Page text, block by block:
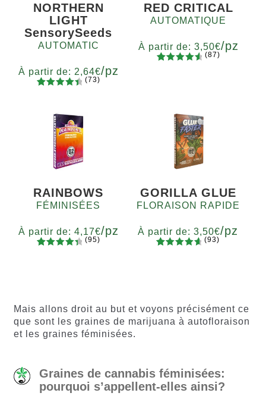
NORTHERN
LIGHT
SensorySeeds
AUTOMATIC
À partir de: 2,64€/pz
5 basé
sur
notations
client
(73)
RED CRITICAL
AUTOMATIQUE
À partir de: 3,50€/pz
client
(87)
RAINBOWS
FÉMINISÉES
À partir de: 4,17€/pz
notations
client
(95)
GORILLA GLUE
FLORAISON RAPIDE
À partir de:3,50€/pz
client
(93)
Mais allons droit au but et voyons précisément ce
que sont les graines de marijuana à autofloraison
et les graines féminisées.
Graines de cannabis féminisées:
pourquoi s’appellent-elles ainsi?